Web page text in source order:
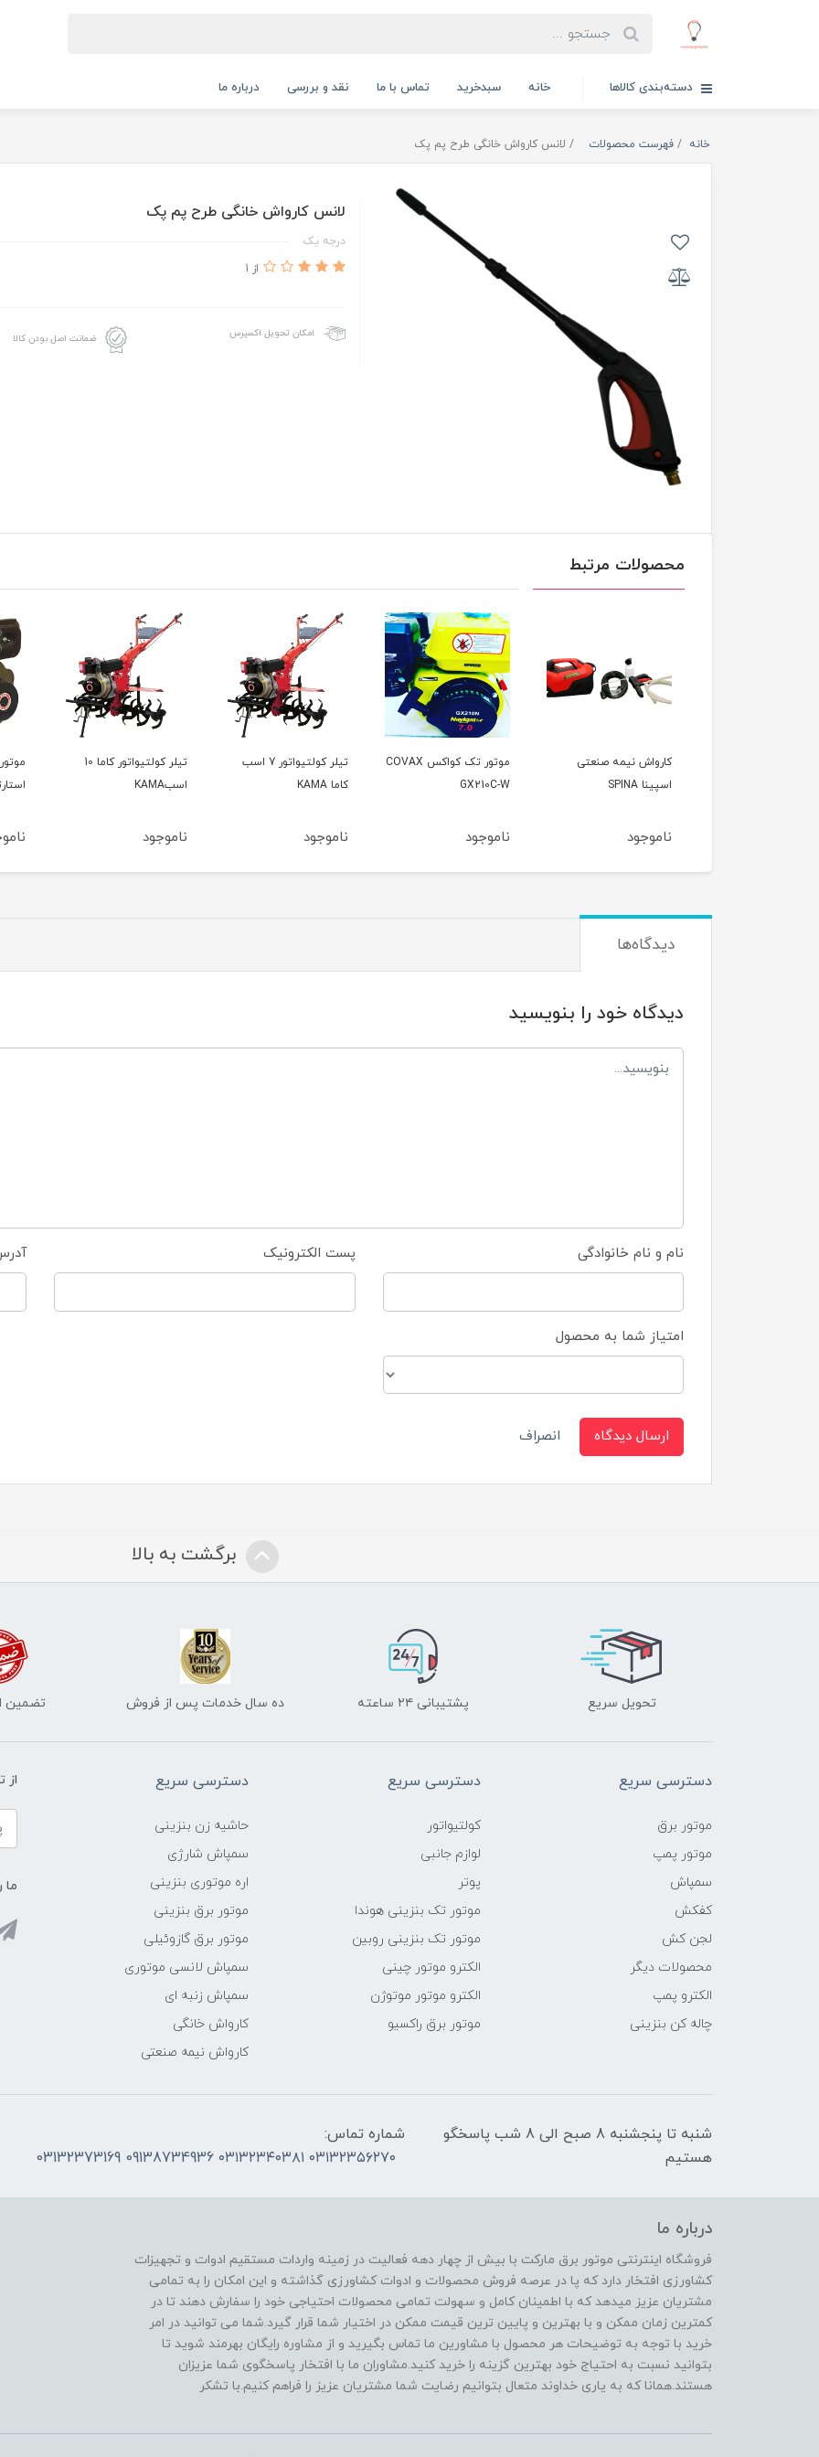
دسته‌بندی کالاها خانه سبدخرید تماس با ما نقد و بررسی درباره ما
خانه فهرست محصولات لانس کارواش خانگی طرح پم پک
لانس کارواش خانگی طرح پم پک
درجه یک
از 1
امکان تحویل اکسپرس ضمانت اصل بودن کالا
محصولات مرتبط
کارواش نیمه صنعتی
اسپینا SPINA
ناموجود
موتور تک کواکس COVAX
GX210C-W
ناموجود
تیلر کولتیواتور 7 اسب
کاما KAMA
ناموجود
تیلر کولتیواتور کاما 10
اسبKAMA
ناموجود
دیدگاه‌ها
دیدگاه خود را بنویسید
نام و نام خانوادگی پست الکترونیک
امتیاز شما به محصول
ارسال دیدگاه انصراف
برگشت به بالا
تحویل سریع پشتیبانی ۲۴ ساعته ده سال خدمات پس از فروش تضمین
دسترسی سریع
موتور برق
موتور پمپ
سمپاش
کفکش
لجن کش
محصولات دیگر
الکترو پمپ
چاله کن بنزینی
دسترسی سریع
کولتیواتور
لوازم جانبی
پوتر
موتور تک بنزینی هوندا
موتور تک بنزینی روبین
الکترو موتور چینی
الکترو موتور موتوژن
موتور برق راکسیو
دسترسی سریع
حاشیه زن بنزینی
سمپاش شارژی
اره موتوری بنزینی
موتور برق بنزینی
موتور برق گازوئیلی
سمپاش لانسی موتوری
سمپاش زنبه ای
کارواش خانگی
کارواش نیمه صنعتی
از
ما
شنبه تا پنجشنبه 8 صبح الی 8 شب پاسخگو
هستیم
شماره تماس:
۰۳۱۳۲۳۵۶۲۷۰ ۰۳۱۳۲۳۴۰۳۸۱ 09138734936 03132373169
درباره ما
فروشگاه اینترنتی موتور برق مارکت با بیش از چهار دهه فعالیت در زمینه واردات مستقیم ادوات و تجهیزات
کشاورزی افتخار دارد که پا در عرصه فروش محصولات و ادوات کشاورزی گذاشته و این امکان را به تمامی
مشتریان عزیز میدهد که با اطمینان کامل و سهولت تمامی محصولات احتیاجی خود را سفارش دهند تا در
کمترین زمان ممکن و با بهترین و پایین ترین قیمت ممکن در اختیار شما قرار گیرد.شما می توانید در امر
خرید با توجه به توضیحات هر محصول با مشاورین ما تماس بگیرید و از مشاوره رایگان بهرمند شوید تا
بتوانید نسبت به احتیاج خود بهترین گزینه را خرید کنید.مشاوران ما با افتخار پاسخگوی شما عزیزان
هستند.همانا که به یاری خداوند متعال بتوانیم رضایت شما مشتریان عزیز را فراهم کنیم.با تشکر